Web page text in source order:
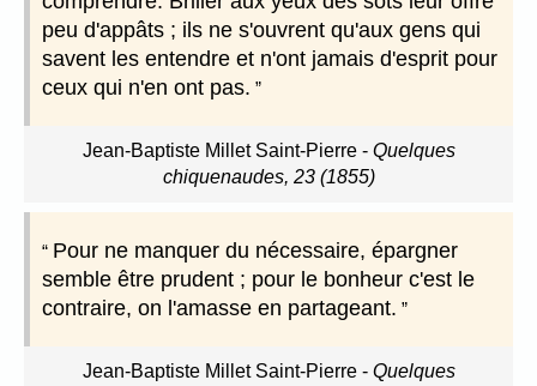
peu d'appâts ; ils ne s'ouvrent qu'aux gens qui
savent les entendre et n'ont jamais d'esprit pour
ceux qui n'en ont pas.
Jean-Baptiste Millet Saint-Pierre- Quelques
chiquenaudes, 23 (1855)
Pour ne manquer du nécessaire, épargner
semble être prudent ; pour le bonheur c'est le
contraire, on l'amasse en partageant.
Jean-Baptiste Millet Saint-Pierre- Quelques